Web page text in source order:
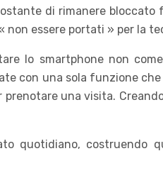
di rimanere
essere portati » per la
lo smartphone non
con una sola funzione
prenotare una visita.
quotidiano, costruendo